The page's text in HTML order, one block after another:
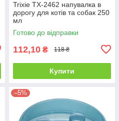
Trixie TX-2462 напувалка в
дорогу для котів та собак 250
мл
Готово до відправки
112,10 ₴ 118 ₴
Купити
–5%